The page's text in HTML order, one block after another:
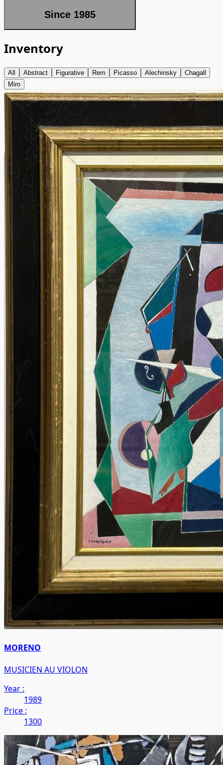
Since 1985
Inventory
All Abstract Figurative Rem Picasso Alechinsky
Chagall
Miro
MORENO
MUSICIEN AU VIOLON
Year :
1989
Price :
1300